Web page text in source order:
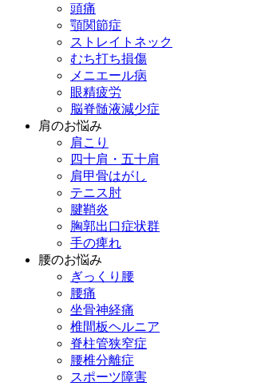
頭痛
顎関節症
ストレイトネック
むち打ち損傷
メニエール病
眼精疲労
脳脊髄液減少症
肩のお悩み
肩こり
四十肩・五十肩
肩甲骨はがし
テニス肘
腱鞘炎
胸郭出口症状群
手の痺れ
腰のお悩み
ぎっくり腰
腰痛
坐骨神経痛
椎間板ヘルニア
脊柱管狭窄症
腰椎分離症
スポーツ障害